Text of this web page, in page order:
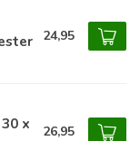
24,95
x 26,95